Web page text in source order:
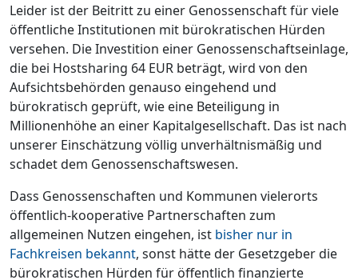
Leider ist der Beitritt zu einer Genossenschaft für viele
öffentliche Institutionen mit bürokratischen Hürden
versehen. Die Investition einer Genossenschaftseinlage,
die bei Hostsharing 64 EUR beträgt, wird von den
Aufsichtsbehörden genauso eingehend und
bürokratisch geprüft, wie eine Beteiligung in
Millionenhöhe an einer Kapitalgesellschaft. Das ist nach
unserer Einschätzung völlig unverhältnismäßig und
schadet dem Genossenschaftswesen.
Dass Genossenschaften und Kommunen vielerorts
öffentlich-kooperative Partnerschaften zum
allgemeinen Nutzen eingehen, ist bisher nur in
Fachkreisen bekannt, sonst hätte der Gesetzgeber die
bürokratischen Hürden für öffentlich finanzierte